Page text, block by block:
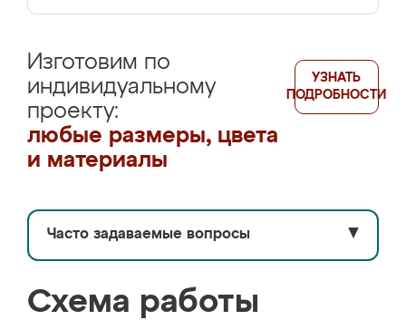
Изготовим по
индивидуальному
проекту:
любые размеры, цвета
и материалы
УЗНАТЬ
ПОДРОБНОСТИ
Часто задаваемые вопросы ▼
Схема работы